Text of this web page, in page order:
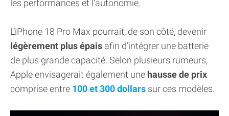
les performances et l’autonomie.
L’iPhone 18 Pro Max pourrait, de son côté, devenir
légèrement plus épais afin d’intégrer une batterie
de plus grande capacité. Selon plusieurs rumeurs,
Apple envisagerait également une hausse de prix
comprise entre 100 et 300 dollars sur ces modèles.